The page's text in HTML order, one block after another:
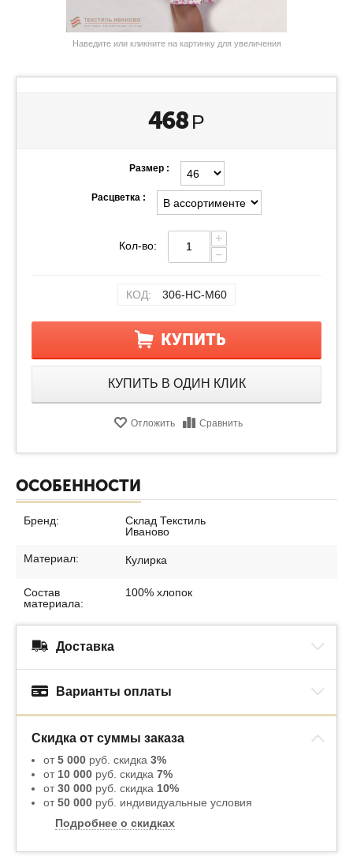
Наведите или кликните на картинку для увеличения
468 Р
Размер :
Расцветка :
Кол-во:
+
−
КОД: 306-НС-М60
КУПИТЬ
КУПИТЬ В ОДИН КЛИК
Отложить Сравнить
ОСОБЕННОСТИ
Бренд:
Склад Текстиль
Иваново
Материал: Кулирка
Состав
материала:
100% хлопок
Доставка
Варианты оплаты
Скидка от суммы заказа
от5 000 руб. скидка 3%
от 10 000 руб. скидка 7%
от30 000 руб. скидка 10%
от50 000 руб. индивидуальные условия
Подробнее о скидках